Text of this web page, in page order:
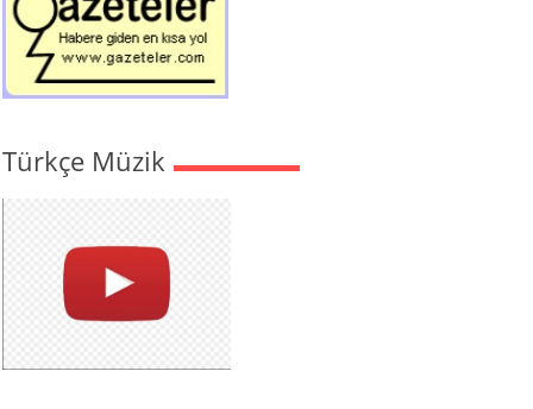
Türkçe Müzik